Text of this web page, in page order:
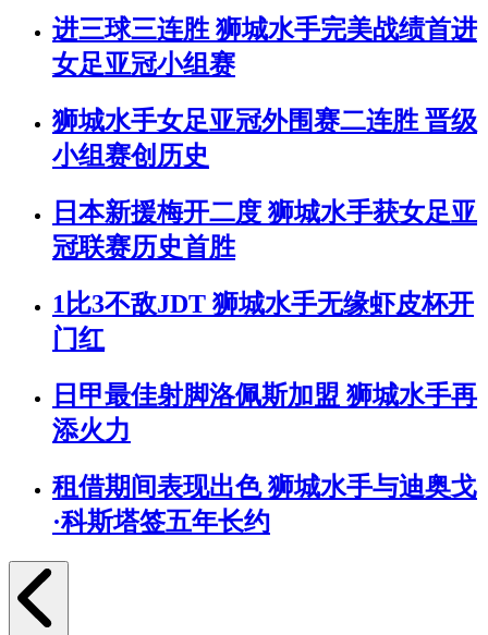
进三球三连胜 狮城水手完美战绩首进
女足亚冠小组赛
狮城水手女足亚冠外围赛二连胜 晋级
小组赛创历史
日本新援梅开二度 狮城水手获女足亚
冠联赛历史首胜
1比3不敌JDT 狮城水手无缘虾皮杯开
门红
日甲最佳射脚洛佩斯加盟 狮城水手再
添火力
租借期间表现出色 狮城水手与迪奥戈
·科斯塔签五年长约